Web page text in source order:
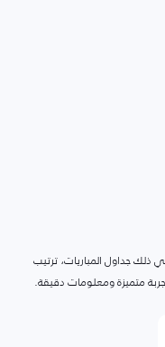
ذلك جداول المباريات، ترتيب
متميزة ومعلومات دقيقة.